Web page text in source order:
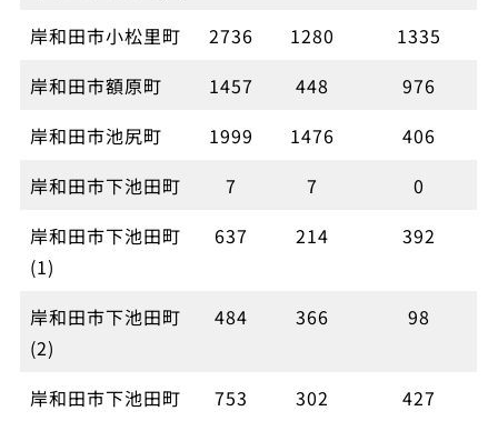
岸和田市小松里町
2736 1280
1335
岸和田市額原町
1457 448
976
岸和田市池尻町
1999 1476
406
岸和田市下池田町
7 7
0
岸和田市下池田町
(1)
637 214 392
岸和田市下池田町
(2)
484 366 98
岸和田市下池田町
753 302 427